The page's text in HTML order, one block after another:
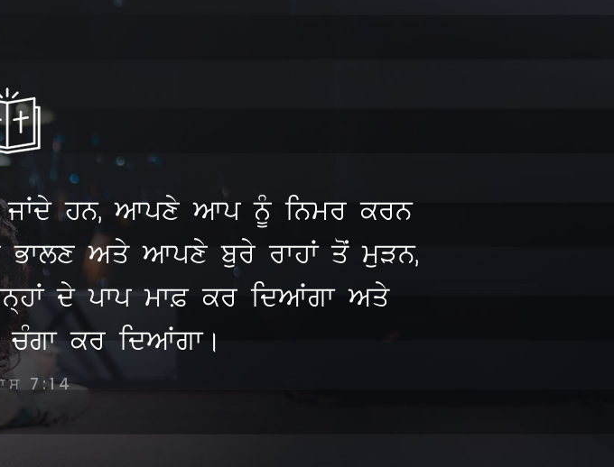
ਹਨ, ਆਪਣੇ ਆਪ ਨੂੰ ਨਿਮਰ ਕਰਨ
ਅਤੇ ਆਪਣੇ ਬੁਰੇ ਰਾਹਾਂ ਤੋਂ ਮੁੜਨ,
ਦੇ ਪਾਪ ਮਾਫ਼ ਕਰ ਦਿਆਂਗਾ ਅਤੇ
ਚੰਗਾ ਕਰ ਦਿਆਂਗਾ।
7:14